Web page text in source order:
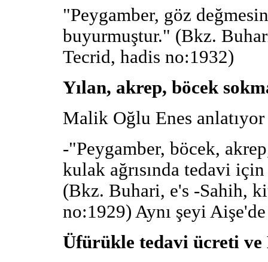
"Peygamber, göz
buyurmuştur." (Bkz.
Tecrid, hadis no:1932)
Yılan, akrep, böcek
Malik Oğlu Enes
-"Peygamber, böcek,
kulak ağrısında tedavi
(Bkz. Buhari, e's -Sahih,
no:1929) Aynı şeyi
Üfürükle tedavi ücreti ve